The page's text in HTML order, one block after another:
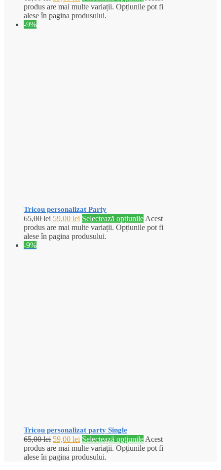
produs are mai multe variații. Opțiunile pot fi
alese în pagina produsului.
-9%
Tricou personalizat Party
65,00lei 59,00 lei Selectează opțiunile Acest
produs are mai multe variații. Opțiunile pot fi
alese în pagina produsului.
-9%
Tricou personalizat party Single
65,00lei 59,00 lei Selectează opțiunile Acest
produs are mai multe variații. Opțiunile pot fi
alese în pagina produsului.